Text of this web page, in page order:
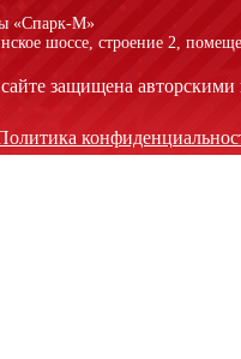
«Спарк-M»
шоссе, строение 2,
защищена